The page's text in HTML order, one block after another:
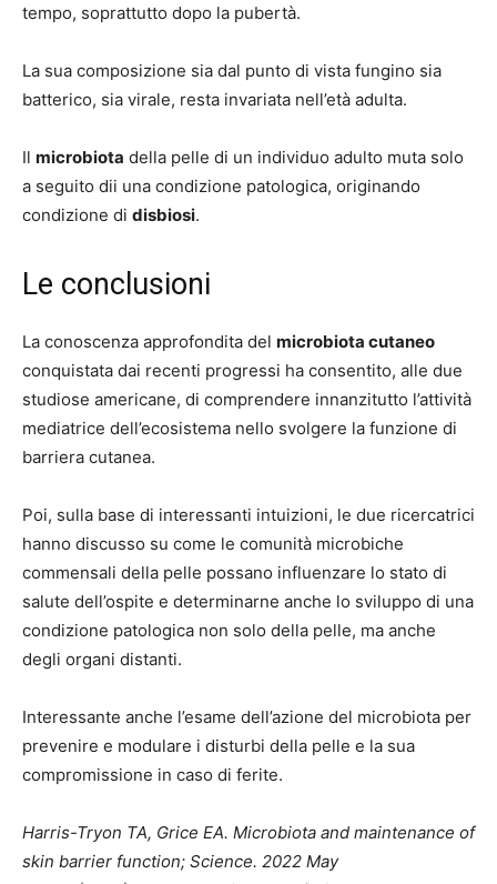
tempo, soprattutto dopo la pubertà.
La sua composizione sia dal punto di vista fungino sia
batterico, sia virale, resta invariata nell’età adulta.
Il microbiota della pelle di un individuo adulto muta solo
a seguito dii una condizione patologica, originando
condizione di disbiosi.
Le conclusioni
La conoscenza approfondita del microbiota cutaneo
conquistata dai recenti progressi ha consentito, alle due
studiose americane, di comprendere innanzitutto l’attività
mediatrice dell’ecosistema nello svolgere la funzione di
barriera cutanea.
Poi, sulla base di interessanti intuizioni, le due ricercatrici
hanno discusso su come le comunità microbiche
commensali della pelle possano influenzare lo stato di
salute dell’ospite e determinarne anche lo sviluppo di una
condizione patologica non solo della pelle, ma anche
degli organi distanti.
Interessante anche l’esame dell’azione del microbiota per
prevenire e modulare i disturbi della pelle e la sua
compromissione in caso di ferite.
Harris-Tryon TA, Grice EA. Microbiota and maintenance of
skin barrier function; Science. 2022 May